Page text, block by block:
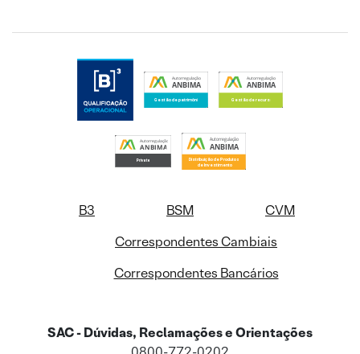
B3 BSM
CVM
Correspondentes Cambiais
Correspondentes Bancários
SAC - Dúvidas, Reclamações e Orientações